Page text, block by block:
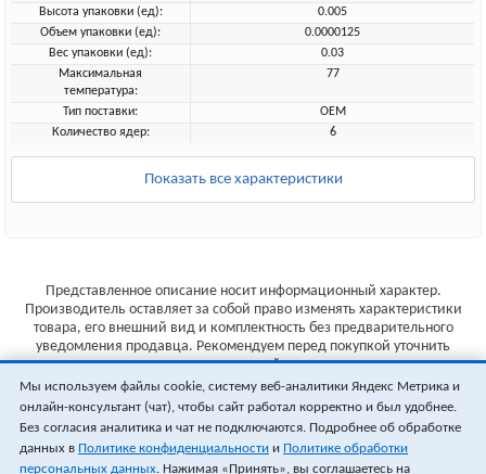
Высота упаковки (ед):
0.005
Объем упаковки (ед):
0.0000125
Вес упаковки (ед):
0.03
Максимальная
температура:
77
Тип поставки:
OEM
Количество ядер:
6
Показать все характеристики
Представленное описание носит информационный характер.
Производитель оставляет за собой право изменять характеристики
товара, его внешний вид и комплектность без предварительного
уведомления продавца. Рекомендуем перед покупкой уточнить
характеристики товара на сайте производителя.
Указанные цены не являются публичной офертой (ст.435 ГК РФ).
Стоимость и наличие товара уточняйте у менеджера.
Мы используем файлы cookie, систему веб-аналитики Яндекс Метрика и
онлайн-консультант (чат), чтобы сайт работал корректно и был удобнее.
Без согласия аналитика и чат не подключаются. Подробнее об обработке
данных в Политике конфиденциальности и Политике обработки
персональных данных. Нажимая «Принять», вы соглашаетесь на